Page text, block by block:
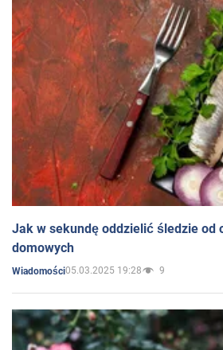
Jak w sekundę oddzielić śledzie
domowych
Wiadomości05.03.2025 19:28 9